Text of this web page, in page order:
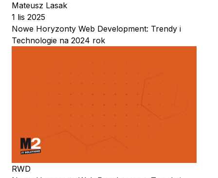
Mateusz Lasak
1 lis 2025
Nowe Horyzonty Web Development: Trendy i
Technologie na 2024 rok
RWD